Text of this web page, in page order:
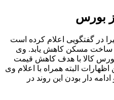
بورس
در گفتگویی اعلام کرده است
ساخت مسکن کاهش یابد. وی
کالا با هدف کاهش قیمت
البته همراه با اعلام وی
دار بودن این روند در